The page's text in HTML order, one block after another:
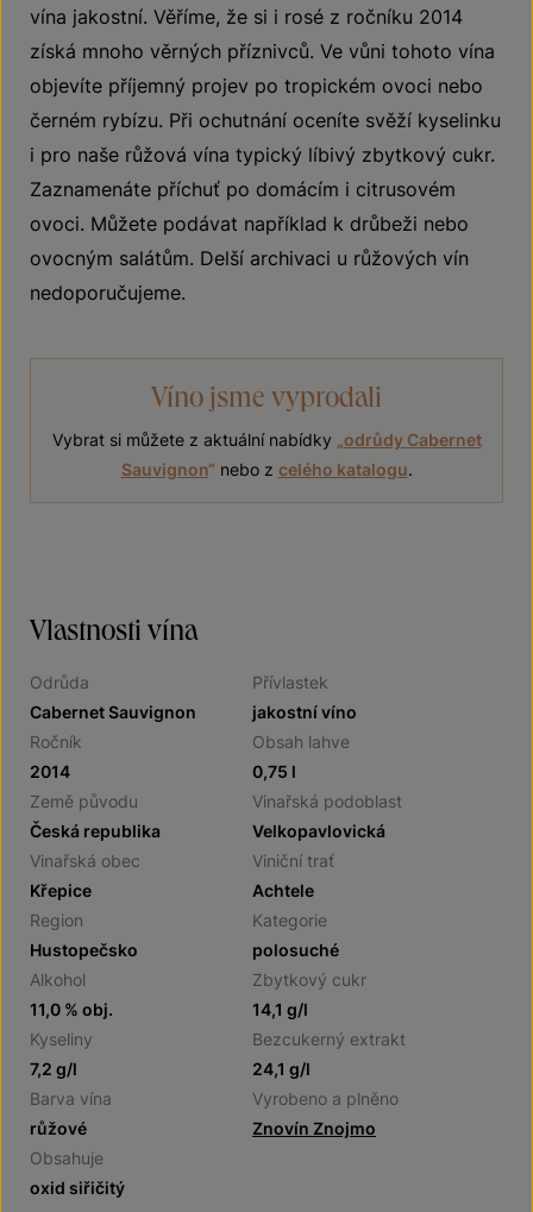
vína jakostní. Věříme, že si i rosé z ročníku 2014
získá mnoho věrných příznivců. Ve vůni tohoto vína
objevíte příjemný projev po tropickém ovoci nebo
černém rybízu. Při ochutnání oceníte svěží kyselinku
i pro naše růžová vína typický líbivý zbytkový cukr.
Zaznamenáte příchuť po domácím i citrusovém
ovoci. Můžete podávat například k drůbeži nebo
ovocným salátům. Delší archivaci u růžových vín
nedoporučujeme.
Víno jsme vyprodali
Vybrat si můžete z aktuální nabídky
odrůdy Cabernet
Sauvignon“ nebo z celého katalogu.
Vlastnosti vína
Odrůda
Cabernet Sauvignon
Přívlastek
jakostní víno
Ročník
2014
Obsah lahve
0,75 l
Země původu
Česká republika
Vinařská podoblast
Velkopavlovická
Vinařská obec
Křepice
Viniční trať
Achtele
Region
Hustopečsko
Kategorie
polosuché
Alkohol
11,0 % obj.
Zbytkový cukr
14,1 g/l
Kyseliny
7,2 g/l
Bezcukerný extrakt
24,1 g/l
Barva vína
růžové
Vyrobeno a plněno
Znovín Znojmo
Obsahuje
oxid siřičitý